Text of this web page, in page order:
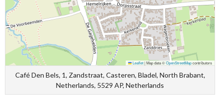
Leaflet|Map data ©OpenStreetMapcontributors
Café Den Bels, 1, Zandstraat, Casteren, Bladel, North Brabant,
Netherlands, 5529 AP, Netherlands